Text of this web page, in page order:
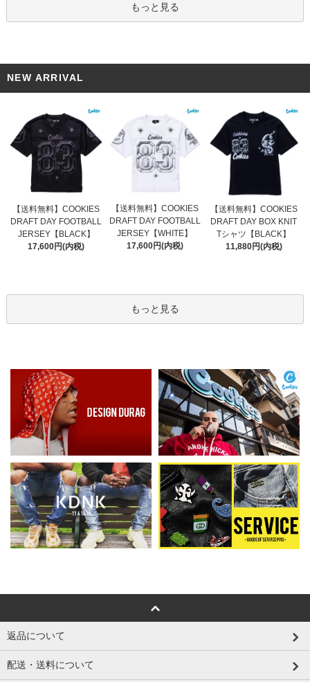
もっと見る
NEW ARRIVAL
【送料無料】COOKIES
DRAFT DAY FOOTBALL
JERSEY【BLACK】
17,600円(内税)
【送料無料】COOKIES
DRAFT DAY FOOTBALL
JERSEY【WHITE】
17,600円(内税)
【送料無料】COOKIES
DRAFT DAY BOX KNIT
Tシャツ【BLACK】
11,880円(内税)
もっと見る
返品について
配送・送料について